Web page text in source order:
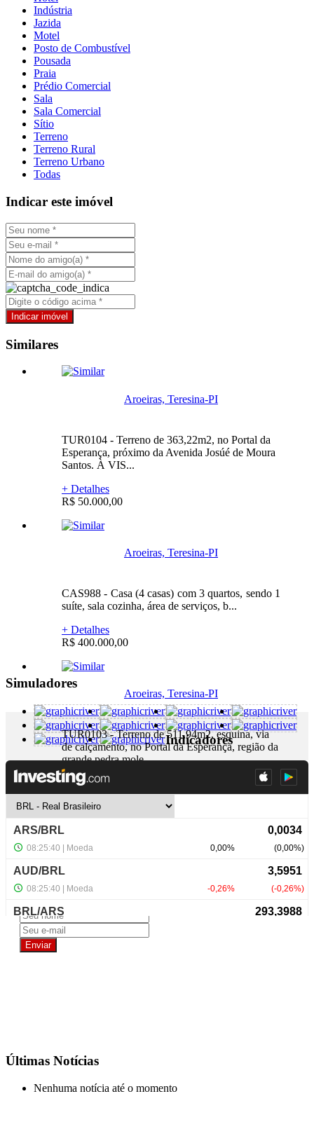
Indústria
Jazida
Motel
Posto de Combustível
Pousada
Praia
Prédio Comercial
Sala
Sala Comercial
Sítio
Terreno
Terreno Rural
Terreno Urbano
Todas
Indicar este imóvel
Similares
Aroeiras, Teresina-PI
TUR0104 - Terreno de 363,22m2, no Portal da
Esperança, próximo da Avenida Josúé de Moura
Santos. À VIS...
+ Detalhes
R$ 50.000,00
Aroeiras, Teresina-PI
CAS988 - Casa (4 casas) com 3 quartos, sendo 1
suíte, sala cozinha, área de serviços, b...
+ Detalhes
R$ 400.000,00
Aroeiras, Teresina-PI
TUR0103 - Terreno de 511,94m2, esquina, via
de calçamento, no Portal da Esperança, região da
grande pedra mole....
+ Detalhes
R$ 70.000,00
Simuladores
Indicadores
NewsLetter
Últimas Notícias
Nenhuma notícia até o momento